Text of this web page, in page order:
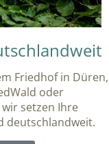
Friedhof in Düren,
oder
setzen Ihre
deutschlandweit.